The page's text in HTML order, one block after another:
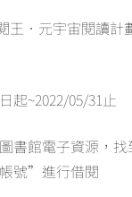
王．元宇宙閱讀計
起~2022/05/31止
書館電子資源，找
號”進行借閱